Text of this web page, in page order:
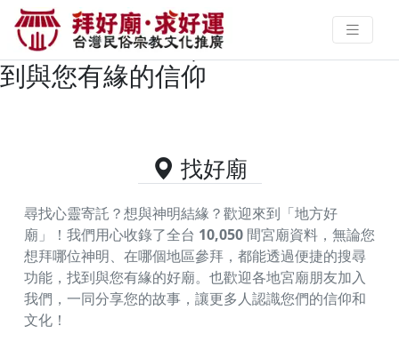
屏東縣獅子鄉主神為清水祖師/蓬萊
祖師的好廟資料｜拜好廟求好運 找
到與您有緣的信仰
找好廟
尋找心靈寄託？想與神明結緣？歡迎來到「地方好
廟」！我們用心收錄了全台 10,050 間宮廟資料，無論您
想拜哪位神明、在哪個地區參拜，都能透過便捷的搜尋
功能，找到與您有緣的好廟。 也歡迎各地宮廟朋友加入
我們，一同分享您的故事，讓更多人認識您們的信仰和
文化！